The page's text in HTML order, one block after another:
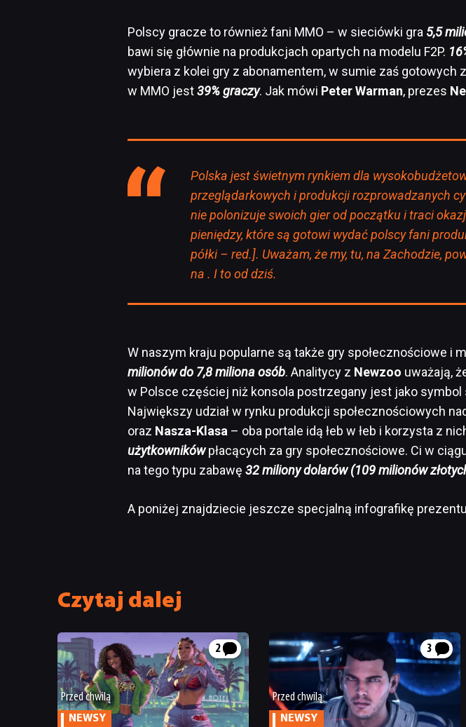
Polscy gracze to również fani MMO – w sieciówki gra 5,5
bawi się głównie na produkcjach opartych na modelu F2P.
wybiera z kolei gry z abonamentem, w sumie zaś gotowych
w MMO jest39% graczy. Jak mówi PeterWarman, prezes
Polska jest świetnym rynkiem dla
przeglądarkowych i produkcji rozprowadzanych
nie polonizuje swoich gier od początku i traci
pieniędzy, które są gotowi wydać polscy fani
półki – red.]. Uważam, że my, tu, na Zachodzie,
na . I to od dziś.
W naszym kraju popularne są także gry społecznościowe i
milionów do 7,8 miliona osób. Analitycy z Newzoo uważają,
w Polsce częściej niż konsola postrzegany jest jako symbol
Największy udział w rynku produkcji społecznościowych
oraz Nasza-Klasa – oba portale idą łeb w łeb i korzysta z
użytkownikówpłacących za gry społecznościowe. Ci w
na tego typu zabawę 32 miliony dolarów (109 milionów
A poniżej znajdziecie jeszcze specjalną infografikę
Czytaj dalej
2
Przed chwilą
NEWSY
3
Przed chwilą
NEWSY